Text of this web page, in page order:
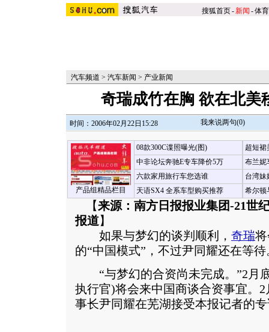
搜狐首页-新闻 -体育
汽车频道 > 汽车新闻 > 产业新闻
奇瑞成竹在胸 欲在北美
时间：2006年02月22日15:28 我来说两句(0)
产品组精品栏目
08款300C谍照曝光(图)
中非论坛奔驰E专车降价5万
六款家用旅行车您选谁
天语SX4 全系车型购买推荐
超短裙
布兰妮
台湾妹
希尔顿
【来源：南方日报报业集团-21世
报道】
如果与梦幻的谈判顺利， 奇瑞
的“中国模式”，不过尹同耀还在等待
“与梦幻的合资尚未完成。”2月
执行官)将会来中国商谈合资事宜。
事长尹同耀在芜湖接受本报记者的